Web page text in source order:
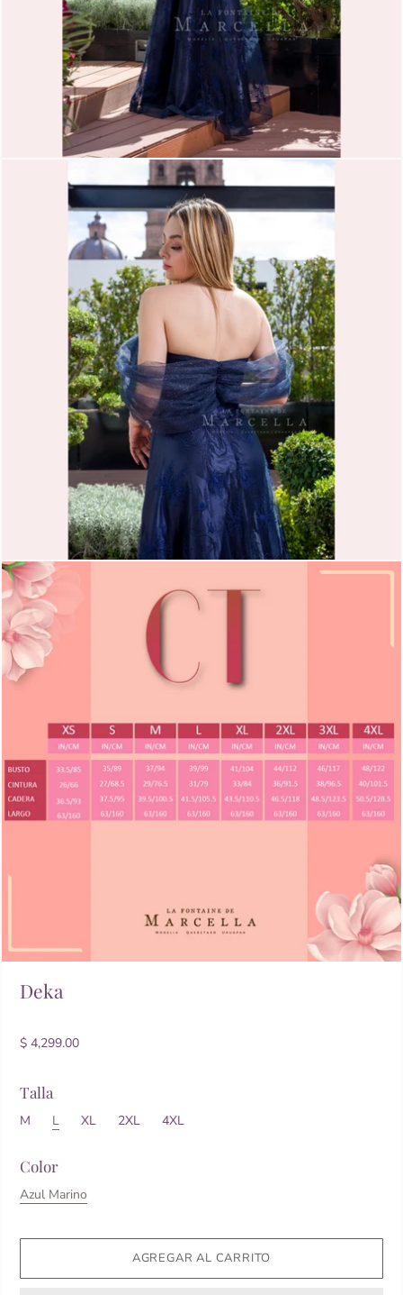
Deka
$ 4,299.00
Talla
M L XL 2XL 4XL
Color
Azul Marino